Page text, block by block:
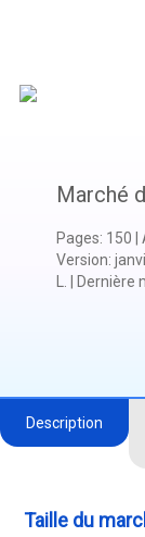
Marché
Pages: 150
Version:
Dernière
Description
Taille du